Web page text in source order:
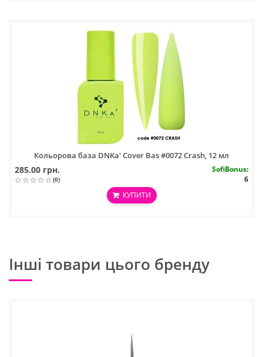
Кольорова база DNKa' Cover Bas #0072 Crash, 12 мл
285.00 грн.
(0)
SofiBonus:
6
КУПИТИ
Інші товари цього бренду